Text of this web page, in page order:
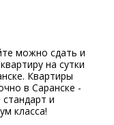
можно сдать и
на сутки
Квартиры
в Саранске -
и
класса!